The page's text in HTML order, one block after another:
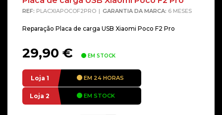
REF: PLACXIAPOCOF2PRO GARANTIA DA MARCA: 6 MESES
Reparação Placa de carga USB Xiaomi Poco F2 Pro
29,90 € EM STOCK
Loja 1 EM 24 HORAS
Loja 2 EM STOCK